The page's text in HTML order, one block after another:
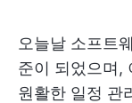
오늘날 소프트
준이 되었으며,
원활한 일정 관